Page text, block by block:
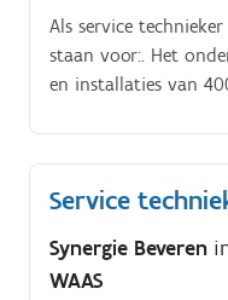
Als service
staan voor:. Het
en installaties van
verschillende
of doe je de nodige
voor het verhelpen
zoek naar het defect,
vervolgens
Service
Synergie Beveren
WAAS